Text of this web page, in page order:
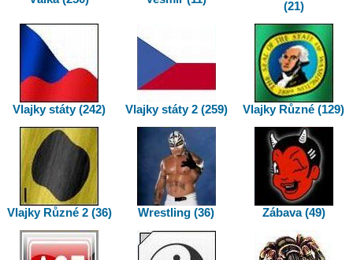
(21)
Vlajky státy (242) Vlajky státy 2 (259) Vlajky Různé (129)
Vlajky Různé 2 (36) Wrestling (36) Zábava (49)